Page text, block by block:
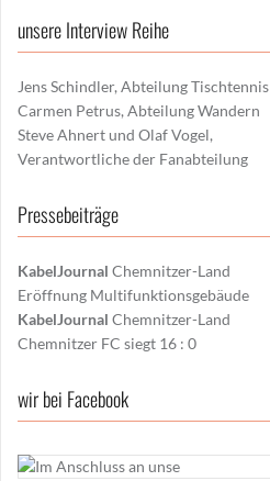
unsere Interview Reihe
Jens Schindler, Abteilung Tischtennis
Carmen Petrus, Abteilung Wandern
Steve Ahnert und Olaf Vogel,
Verantwortliche der Fanabteilung
Pressebeiträge
KabelJournal Chemnitzer-Land
Eröffnung Multifunktionsgebäude
KabelJournal Chemnitzer-Land
Chemnitzer FC siegt 16 : 0
wir bei Facebook